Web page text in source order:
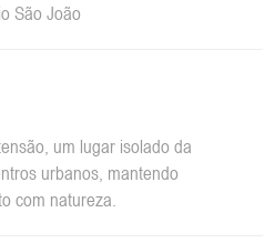
São João
um lugar isolado da
urbanos, mantendo
com natureza.